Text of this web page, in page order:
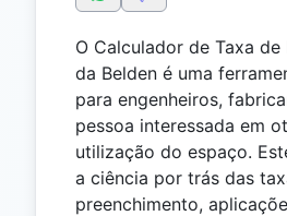
O Calculador de Taxa de
da Belden é uma
para engenheiros,
pessoa interessada em
utilização do espaço.
a ciência por trás das
preenchimento,